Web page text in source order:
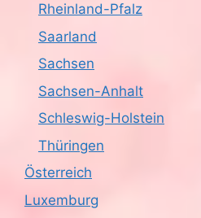
Rheinland-Pfalz
Saarland
Sachsen
Sachsen-Anhalt
Schleswig-Holstein
Thüringen
Österreich
Luxemburg